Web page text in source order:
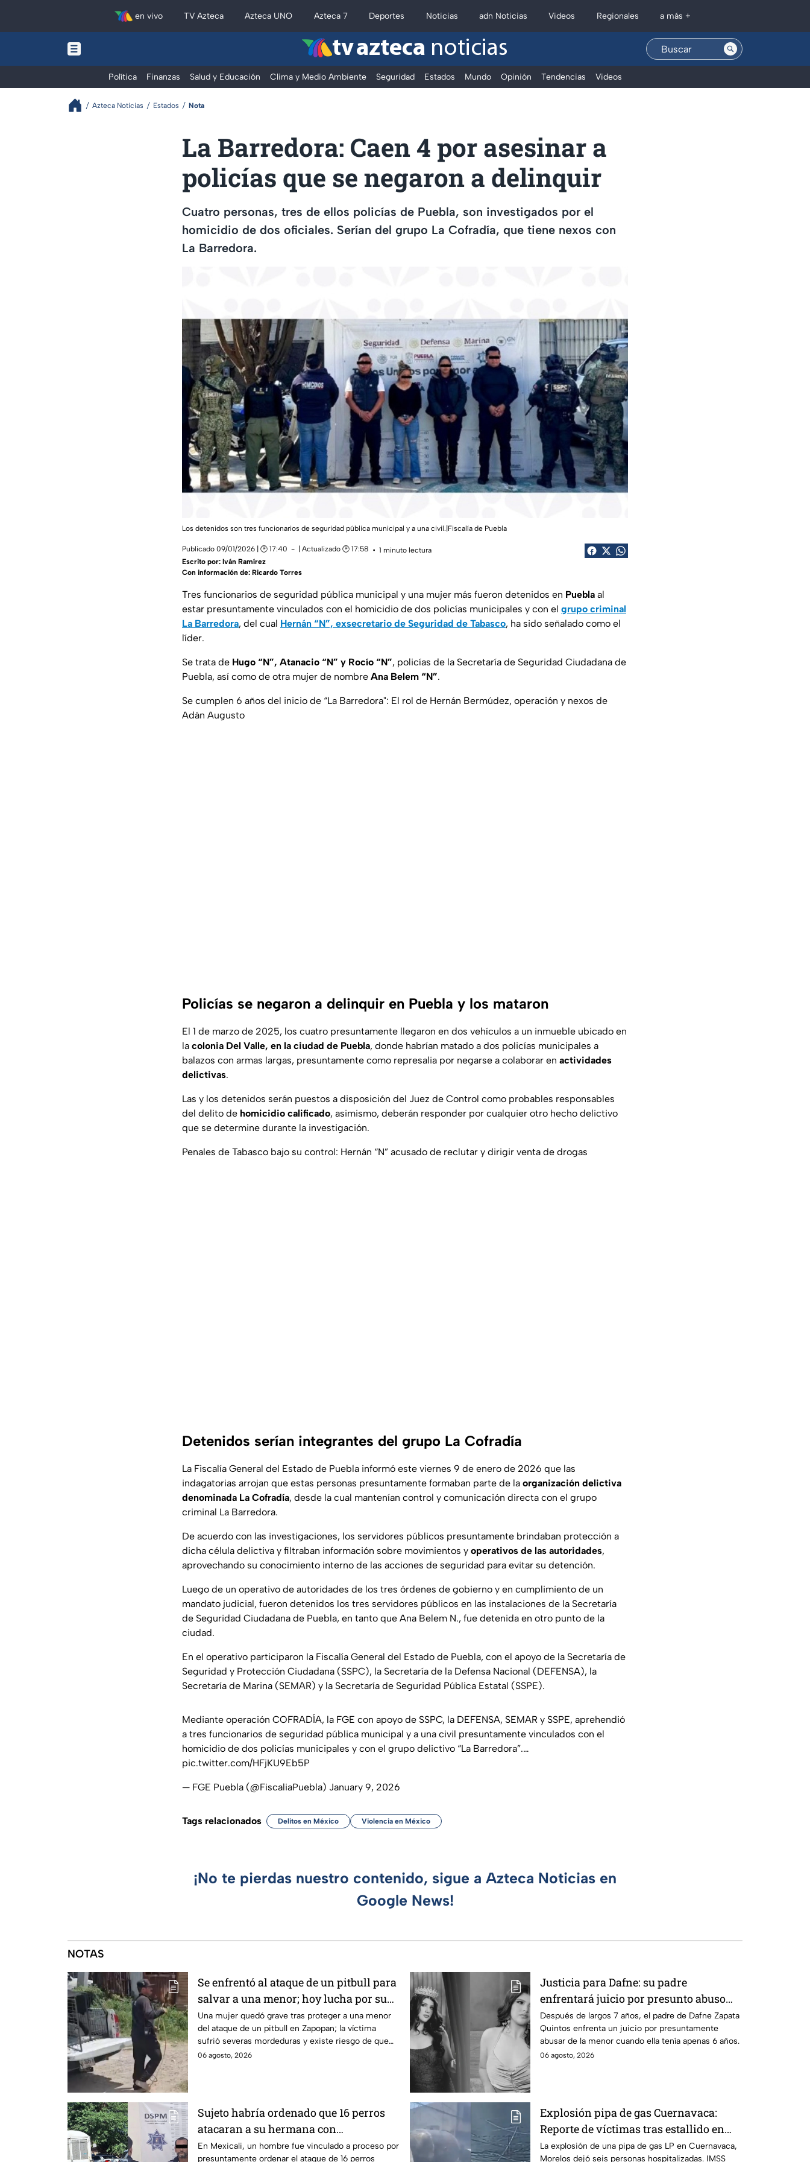
en vivo TV Azteca Azteca UNO Azteca 7 Deportes Noticias adn Noticias Videos Regionales a más +
tv azteca noticias
Política Finanzas Salud y Educación Clima y Medio Ambiente Seguridad Estados Mundo Opinión Tendencias Videos
Azteca Noticias Estados Nota
La Barredora: Caen 4 por asesinar a
policías que se negaron a delinquir
Cuatro personas, tres de ellos policías de Puebla, son investigados por el
homicidio de dos oficiales. Serían del grupo La Cofradía, que tiene nexos con
La Barredora.
Los detenidos son tres funcionarios de seguridad pública municipal y a una civil.|Fiscalía de Puebla
Publicado 09/01/2026 | 🕑 17:40 | Actualizado 🕑 17:58
1 minuto lectura
Escrito por: Iván Ramírez
Con información de: Ricardo Torres
Tres funcionarios de seguridad pública municipal y una mujer más fueron detenidos en Puebla al
estar presuntamente vinculados con el homicidio de dos policías municipales y con el grupo criminal
La Barredora, del cual Hernán “N”, exsecretario de Seguridad de Tabasco, ha sido señalado como el
líder.
Se trata de Hugo “N”, Atanacio “N” y Rocío “N”, policías de la Secretaría de Seguridad Ciudadana de
Puebla, así como de otra mujer de nombre Ana Belem “N”.
Se cumplen 6 años del inicio de “La Barredora": El rol de Hernán Bermúdez, operación y nexos de
Adán Augusto
Policías se negaron a delinquir en Puebla y los mataron
El 1 de marzo de 2025, los cuatro presuntamente llegaron en dos vehículos a un inmueble ubicado en
la colonia Del Valle, en la ciudad de Puebla, donde habrían matado a dos policías municipales a
balazos con armas largas, presuntamente como represalia por negarse a colaborar en actividades
delictivas.
Las y los detenidos serán puestos a disposición del Juez de Control como probables responsables
del delito de homicidio calificado, asimismo, deberán responder por cualquier otro hecho delictivo
que se determine durante la investigación.
Penales de Tabasco bajo su control: Hernán “N” acusado de reclutar y dirigir venta de drogas
Detenidos serían integrantes del grupo La Cofradía
La Fiscalía General del Estado de Puebla informó este viernes 9 de enero de 2026 que las
indagatorias arrojan que estas personas presuntamente formaban parte de la organización delictiva
denominada La Cofradía, desde la cual mantenían control y comunicación directa con el grupo
criminal La Barredora.
De acuerdo con las investigaciones, los servidores públicos presuntamente brindaban protección a
dicha célula delictiva y filtraban información sobre movimientos y operativos de las autoridades,
aprovechando su conocimiento interno de las acciones de seguridad para evitar su detención.
Luego de un operativo de autoridades de los tres órdenes de gobierno y en cumplimiento de un
mandato judicial, fueron detenidos los tres servidores públicos en las instalaciones de la Secretaría
de Seguridad Ciudadana de Puebla, en tanto que Ana Belem N., fue detenida en otro punto de la
ciudad.
En el operativo participaron la Fiscalía General del Estado de Puebla, con el apoyo de la Secretaría de
Seguridad y Protección Ciudadana (SSPC), la Secretaría de la Defensa Nacional (DEFENSA), la
Secretaría de Marina (SEMAR) y la Secretaría de Seguridad Pública Estatal (SSPE).
Mediante operación COFRADÍA, la FGE con apoyo de SSPC, la DEFENSA, SEMAR y SSPE, aprehendió
a tres funcionarios de seguridad pública municipal y a una civil presuntamente vinculados con el
homicidio de dos policías municipales y con el grupo delictivo “La Barredora”.…
pic.twitter.com/HFjKU9Eb5P
— FGE Puebla (@FiscaliaPuebla) January 9, 2026
Tags relacionados Delitos en México Violencia en México
¡No te pierdas nuestro contenido, sigue a Azteca Noticias en
Google News!
NOTAS
Se enfrentó al ataque de un pitbull para
salvar a una menor; hoy lucha por su
vida en Zapopan
Una mujer quedó grave tras proteger a una menor
del ataque de un pitbull en Zapopan; la víctima
sufrió severas mordeduras y existe riesgo de que
pierda un brazo.
06 agosto, 2026
Justicia para Dafne: su padre
enfrentará juicio por presunto abuso
cometido en 2019 en Tamaulipas
Después de largos 7 años, el padre de Dafne Zapata
Quintos enfrenta un juicio por presuntamente
abusar de la menor cuando ella tenía apenas 6 años.
06 agosto, 2026
Sujeto habría ordenado que 16 perros
atacaran a su hermana con
discapacidad en Mexicali, BC
En Mexicali, un hombre fue vinculado a proceso por
presuntamente ordenar el ataque de 16 perros
Explosión pipa de gas Cuernavaca:
Reporte de víctimas tras estallido en
Morelos
La explosión de una pipa de gas LP en Cuernavaca,
Morelos dejó seis personas hospitalizadas. IMSS